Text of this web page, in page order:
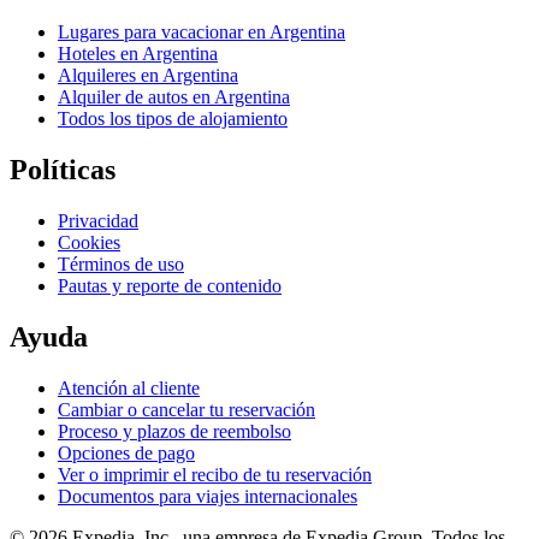
Lugares para vacacionar en Argentina
Hoteles en Argentina
Alquileres en Argentina
Alquiler de autos en Argentina
Todos los tipos de alojamiento
Políticas
Privacidad
Cookies
Términos de uso
Pautas y reporte de contenido
Ayuda
Atención al cliente
Cambiar o cancelar tu reservación
Proceso y plazos de reembolso
Opciones de pago
Ver o imprimir el recibo de tu reservación
Documentos para viajes internacionales